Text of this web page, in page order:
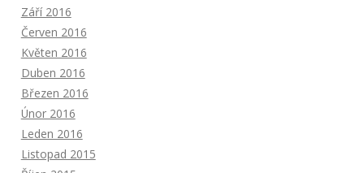
Září 2016
Červen 2016
Květen 2016
Duben 2016
Březen 2016
Únor 2016
Leden 2016
Listopad 2015